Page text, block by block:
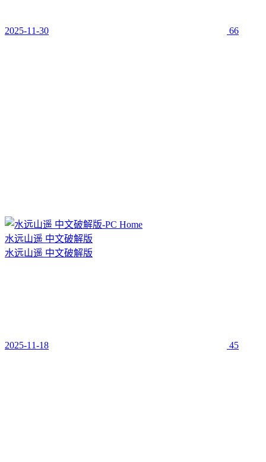
2025-11-30 66
水远山遥 中文破解版
水远山遥 中文破解版
2025-11-18 45